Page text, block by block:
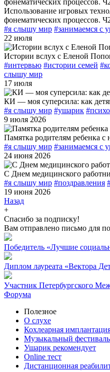
Использование игровых
фонематических процессов.
#я слышу мир #занимаемся с
22 июля
Истории вслух с Еленой
#интервью #истории семей
слышу мир
17 июля
КИ — моя суперсила: как
#я слышу мир #ушарик
9 июля 2026
Памятка родителям ребенка с
#я слышу мир #занимаемся с
24 июня 2026
С Днем медицинского
#я слышу мир #поздравления
19 июня 2026
Назад
+
Спасибо за подписку!
Вам отправлено письмо для
Победитель «Лучшие
Диплом лауреата «Вектора
Участник Петербургского
Форума
Полезное
О слухе
Кохлеарная
Музыкальный фестиваль
Ушарик рекомендует
Online тест
Дистанционная